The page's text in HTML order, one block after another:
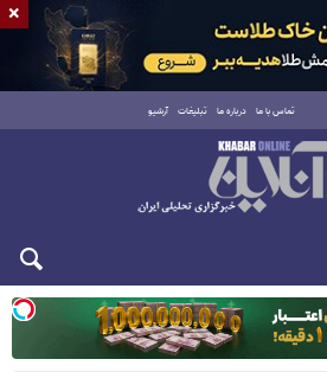
تماس با ما درباره ما تبلیغات آرشیو
×